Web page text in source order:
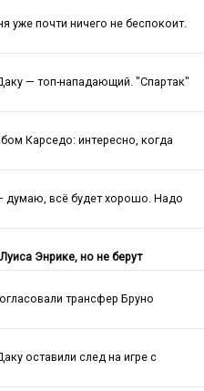
уже почти ничего не беспокоит.
— топ-нападающий. "Спартак"
Карседо: интересно, когда
думаю, всё будет хорошо. Надо
Энрике, но не берут
трансфер Бруно
оставили след на игре с